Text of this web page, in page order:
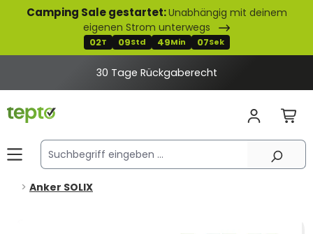
springen
Camping Sale gestartet:Unabhängig mit deinem
eigenen Strom unterwegs
02T 09Std 49Min 06Sek
2% Rabatt bei Banküberweisung
Anker SOLIX